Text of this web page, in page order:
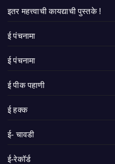
इतर महत्त्वाची कायद्याची पुस्तके !
ई पंचनामा
ई पंचनामा
ई पीक पहाणी
ई हक्क
ई- चावडी
ई-रेकॉर्ड